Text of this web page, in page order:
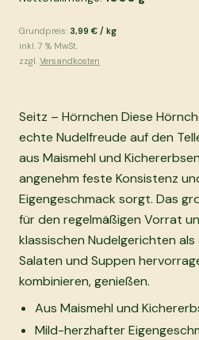
Grundpreis: 3,99 € / kg
inkl. 7 % MwSt.
zzgl. Versandkosten
Seitz – Hörnchen Diese
echte Nudelfreude auf den
aus Maismehl und
angenehm feste Konsistenz
Eigengeschmack sorgt. Das
für den regelmäßigen Vorrat
klassischen Nudelgerichten
Salaten und Suppen
kombinieren, genießen.
Aus Maismehl und
Mild-herzhafter